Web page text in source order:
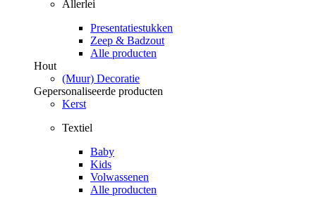
Allerlei
Presentatiestukken
Zeep & Badzout
Alle producten
Hout
(Muur) Decoratie
Gepersonaliseerde producten
Kerst
Textiel
Baby
Kids
Volwassenen
Alle producten